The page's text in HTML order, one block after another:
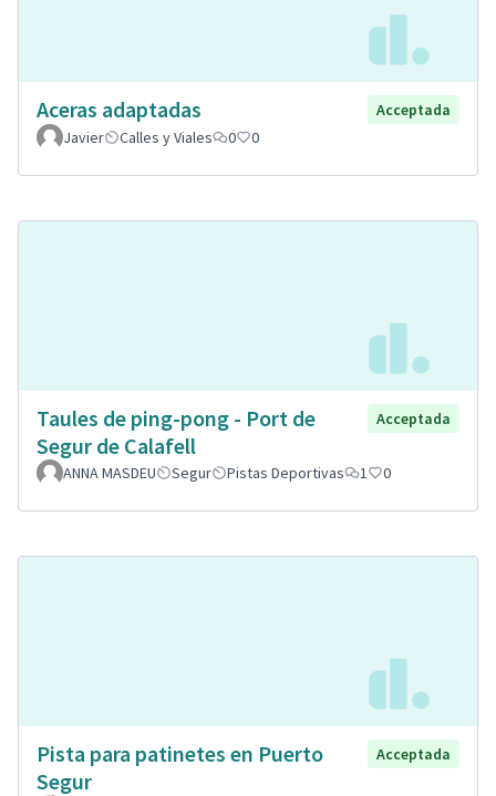
Aceras adaptadas
Acceptada
Javier
Calles y Viales 0 0
Taules de ping-pong - Port de
Segur de Calafell
Acceptada
ANNA MASDEU Segur Pistas Deportivas 1 0
Pista para patinetes en Puerto
Segur
Acceptada